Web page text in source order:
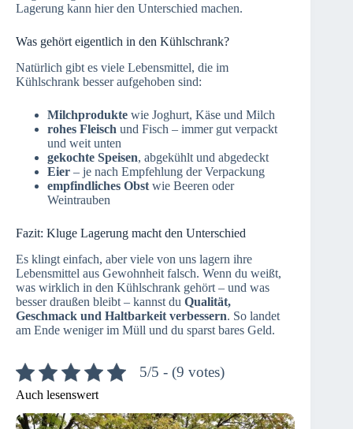
Lagerung kann hier den Unterschied machen.
Was gehört eigentlich in den Kühlschrank?
Natürlich gibt es viele Lebensmittel, die im
Kühlschrank besser aufgehoben sind:
Milchprodukte wie Joghurt, Käse und Milch
rohes Fleisch und Fisch – immer gut verpackt
und weit unten
gekochte Speisen, abgekühlt und abgedeckt
Eier – je nach Empfehlung der Verpackung
empfindliches Obst wie Beeren oder
Weintrauben
Fazit: Kluge Lagerung macht den Unterschied
Es klingt einfach, aber viele von uns lagern ihre
Lebensmittel aus Gewohnheit falsch. Wenn du weißt,
was wirklich in den Kühlschrank gehört – und was
besser draußen bleibt – kannst du Qualität,
Geschmack und Haltbarkeit verbessern. So landet
am Ende weniger im Müll und du sparst bares Geld.
5/5 - (9 votes)
Auch lesenswert